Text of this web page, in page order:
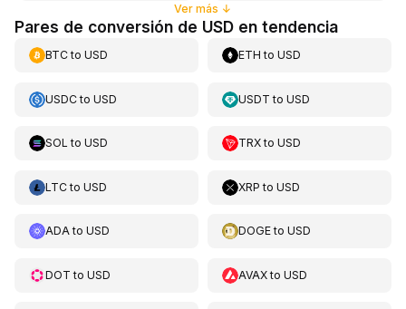
Ver más ↓
Pares de conversión de USD en tendencia
BTCto USD ETH toUSD
USDCto USD USDT toUSD
SOL to USD TRXtoUSD
LTCto USD XRP toUSD
ADAto USD DOGEtoUSD
DOT to USD AVAXtoUSD